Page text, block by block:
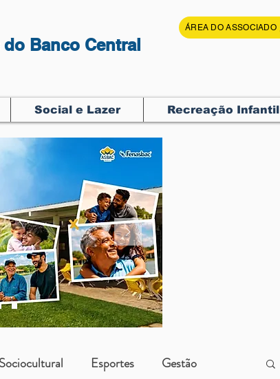
Banco Central
ÁREA DO ASSOCIADO
Social e Lazer Recreação Infantil
Sociocultural Esportes Gestão